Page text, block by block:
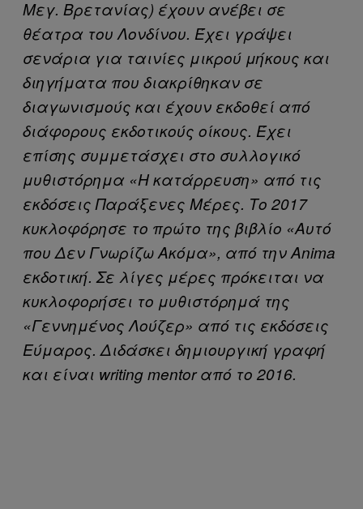
Μεγ. Βρετανίας) έχουν ανέβει σε
θέατρα του Λονδίνου. Έχει γράψει
σενάρια για ταινίες μικρού μήκους και
διηγήματα που διακρίθηκαν σε
διαγωνισμούς και έχουν εκδοθεί από
διάφορους εκδοτικούς οίκους. Έχει
επίσης συμμετάσχει στο συλλογικό
μυθιστόρημα «Η κατάρρευση» από τις
εκδόσεις Παράξενες Μέρες. Το 2017
κυκλοφόρησε το πρώτο της βιβλίο «Αυτό
που Δεν Γνωρίζω Ακόμα», από την Anima
εκδοτική. Σε λίγες μέρες πρόκειται να
κυκλοφορήσει το μυθιστόρημά της
«Γεννημένος Λούζερ» από τις εκδόσεις
Εύμαρος. Διδάσκει δημιουργική γραφή
και είναι writing mentor από το 2016.